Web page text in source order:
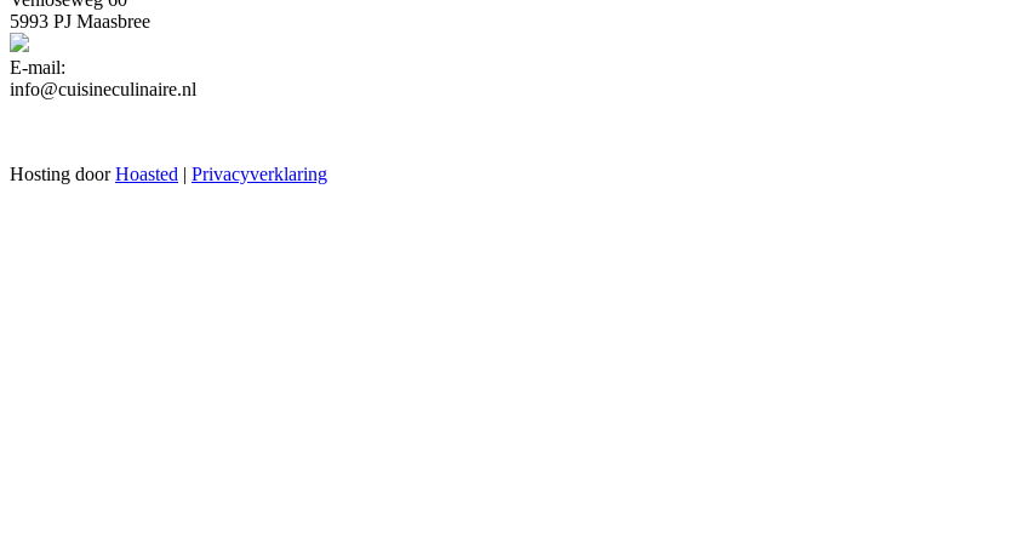
5993 PJ Maasbree
E-mail:
info@cuisineculinaire.nl
Hosting doorHoasted | Privacyverklaring